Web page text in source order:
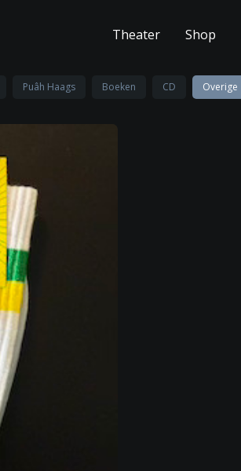
Theater Shop
Puâh Haags Boeken CD Overige